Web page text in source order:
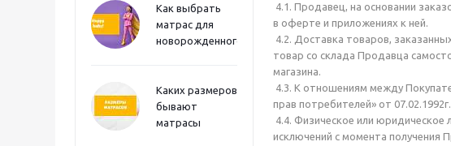
Как выбрать
матрас для
новорожденного?
Каких размеров
бывают
матрасы
4.1. Продавец, на основании
в оферте и приложениях к ней.
4.2. Доставка товаров,
товар со склада Продавца
магазина.
4.3. К отношениям между
прав потребителей» от
4.4. Физическое или
исключений с момента получения